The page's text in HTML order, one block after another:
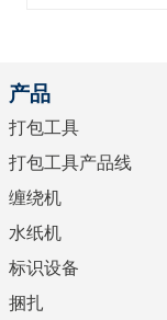
产品
打包工具
打包工具产品线
缠绕机
水纸机
标识设备
捆扎